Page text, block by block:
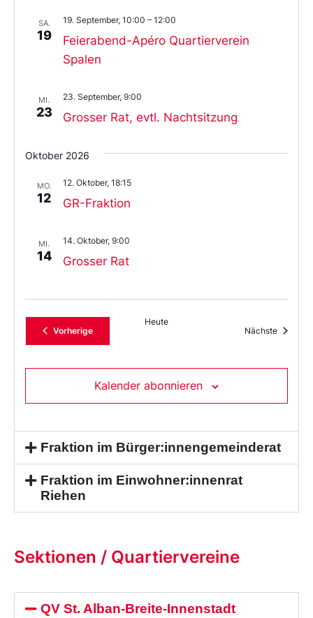
SA.
19
Feierabend-Apéro Quartierverein
Spalen
19. September, 10:00 – 12:00
MI.
23 Grosser Rat, evtl. Nachtsitzung
23. September, 9:00
Oktober 2026
MO.
12 GR-Fraktion
12. Oktober, 18:15
MI.
14 Grosser Rat
14. Oktober, 9:00
VorherigeVeranstaltungen
Heute
Nächste
Kalender abonnieren
Fraktion im Bürger:innengemeinderat
Fraktion im Einwohner:innenrat
Riehen
Sektionen / Quartiervereine
QV St. Alban-Breite-Innenstadt